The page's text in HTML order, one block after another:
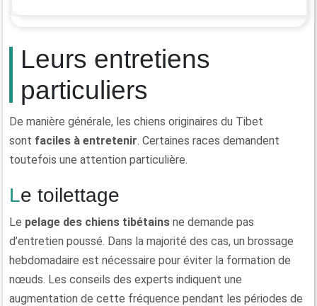
Leurs entretiens
particuliers
De manière générale, les chiens originaires du Tibet
sont faciles à entretenir. Certaines races demandent
toutefois une attention particulière.
Le toilettage
Le pelage des chiens tibétains ne demande pas
d’entretien poussé. Dans la majorité des cas, un brossage
hebdomadaire est nécessaire pour éviter la formation de
nœuds. Les conseils des experts indiquent une
augmentation de cette fréquence pendant les périodes de